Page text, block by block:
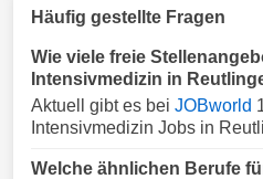
Häufig gestellte Fragen
Wie viele freie
Intensivmedizin in
Aktuell gibt es bei JOBworld
Intensivmedizin Jobs in
Welche ähnlichen Berufe